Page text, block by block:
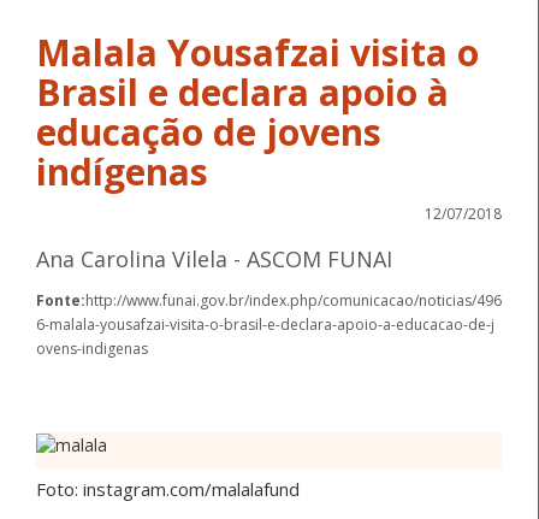
Malala Yousafzai visita o
Brasil e declara apoio à
educação de jovens
indígenas
12/07/2018
Ana Carolina Vilela - ASCOM FUNAI
Fonte:http://www.funai.gov.br/index.php/comunicacao/noticias/496
6-malala-yousafzai-visita-o-brasil-e-declara-apoio-a-educacao-de-j
ovens-indigenas
Foto: instagram.com/malalafund